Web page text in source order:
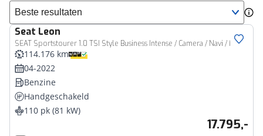
Sorteer resultaten
Seat Leon
SEAT Sportstourer 1.0 TSI Style Business Intense / Camera / Navi / NL
114.176 km
04-2022
Benzine
Handgeschakeld
110 pk (81 kW)
17.795,-